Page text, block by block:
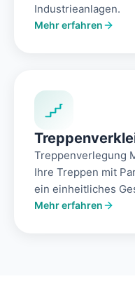
Industrieanlagen.
Mehr erfahren
Treppenverlegung
Ihre Treppen mit
ein einheitliches
Mehr erfahren